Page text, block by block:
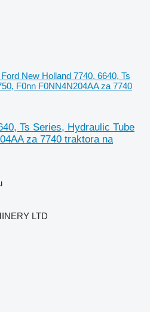
Ford New Holland 7740, 6640, Ts
F0nn F0NN4N204AA za 7740
Ts Series, Hydraulic Tube
za 7740 traktora na
LTD